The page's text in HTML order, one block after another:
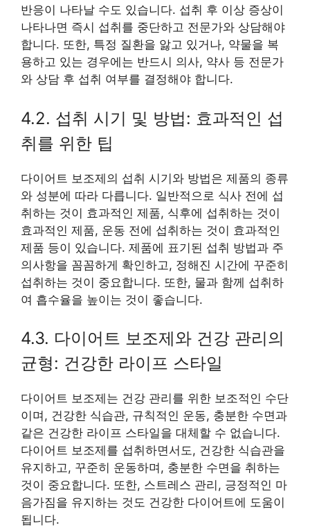
반응이 나타날 수도 있습니다. 섭취 후 이상 증상이
나타나면 즉시 섭취를 중단하고 전문가와 상담해야
합니다. 또한, 특정 질환을 앓고 있거나, 약물을 복
용하고 있는 경우에는 반드시 의사, 약사 등 전문가
와 상담 후 섭취 여부를 결정해야 합니다.
4.2. 섭취 시기 및 방법: 효과적인 섭
취를 위한 팁
다이어트 보조제의 섭취 시기와 방법은 제품의 종류
와 성분에 따라 다릅니다. 일반적으로 식사 전에 섭
취하는 것이 효과적인 제품, 식후에 섭취하는 것이
효과적인 제품, 운동 전에 섭취하는 것이 효과적인
제품 등이 있습니다. 제품에 표기된 섭취 방법과 주
의사항을 꼼꼼하게 확인하고, 정해진 시간에 꾸준히
섭취하는 것이 중요합니다. 또한, 물과 함께 섭취하
여 흡수율을 높이는 것이 좋습니다.
4.3. 다이어트 보조제와 건강 관리의
균형: 건강한 라이프 스타일
다이어트 보조제는 건강 관리를 위한 보조적인 수단
이며, 건강한 식습관, 규칙적인 운동, 충분한 수면과
같은 건강한 라이프 스타일을 대체할 수 없습니다.
다이어트 보조제를 섭취하면서도, 건강한 식습관을
유지하고, 꾸준히 운동하며, 충분한 수면을 취하는
것이 중요합니다. 또한, 스트레스 관리, 긍정적인 마
음가짐을 유지하는 것도 건강한 다이어트에 도움이
됩니다.